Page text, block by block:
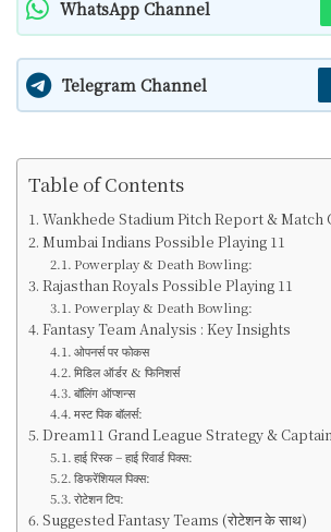
WhatsApp Channel
Telegram Channel
Table of Contents
Wankhede Stadium Pitch Report & Match
Mumbai Indians Possible Playing 11
Powerplay & Death Bowling:
Rajasthan Royals Possible Playing 11
Powerplay & Death Bowling:
Fantasy Team Analysis : Key Insights
ओपनर्स पर फोकस
मिडिल ऑर्डर & फिनिशर्स
बॉलिंग ऑप्शन्स
मस्ट पिक बॉलर्स:
Dream11 Grand League Strategy &
हाई रिस्क – हाई रिवार्ड पिक्स:
डिफरेंशियल पिक्स:
रोटेशन टिप:
Suggested Fantasy Teams (रोटेशन के साथ)